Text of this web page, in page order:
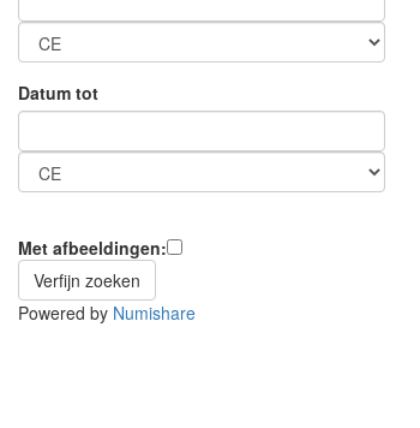
Datum tot
Met afbeeldingen:
Powered by Numishare